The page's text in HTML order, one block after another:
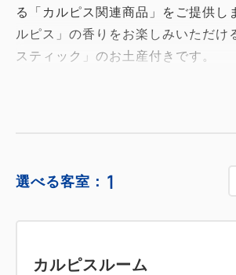
る「カルピス関連商品」をご提供し
ルピス」の香りをお楽しみいただけ
スティック」のお土産付きです。
ワクワクと感動を提供し、お越しい
より楽しめる空間を創り上げました
をサポートします。
選べる客室： 1
カルピスルーム